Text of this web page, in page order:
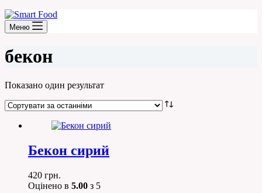
Меню
бекон
Показано один результат
Бекон сирий
420 грн.
Оцінено в 5.00 з 5